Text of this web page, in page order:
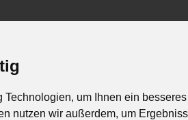
um Ihnen ein
nutzen wir außerdem, um
Geographie